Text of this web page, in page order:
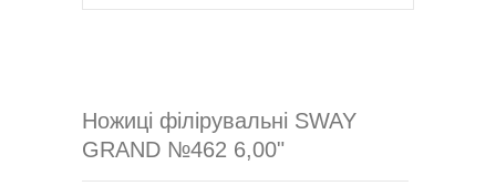
Ножиці філірувальні SWAY
GRAND №462 6,00"